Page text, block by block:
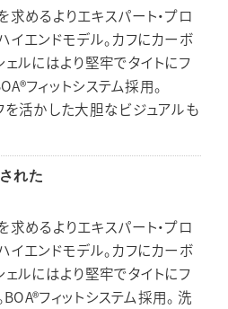
求めるよりエキスパート・プロ
イエンドモデル。カフにカーボ
ェルにはより堅牢でタイトにフ
フィットシステム採用。
を活かした大胆なビジュアルも
れた
求めるよりエキスパート・プロ
イエンドモデル。カフにカーボ
ェルにはより堅牢でタイトにフ
フィットシステム採用。 洗